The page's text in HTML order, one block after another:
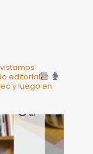
editorial
y luego en